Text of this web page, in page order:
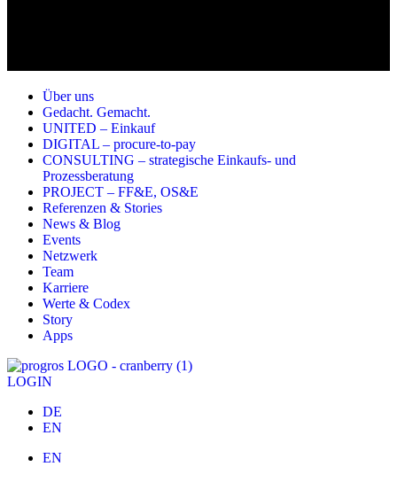
Über uns
Gedacht. Gemacht.
UNITED – Einkauf
DIGITAL – procure-to-pay
CONSULTING – strategische Einkaufs- und
Prozessberatung
PROJECT – FF&E, OS&E
Referenzen & Stories
News & Blog
Events
Netzwerk
Team
Karriere
Werte & Codex
Story
Apps
LOGIN
DE
EN
EN